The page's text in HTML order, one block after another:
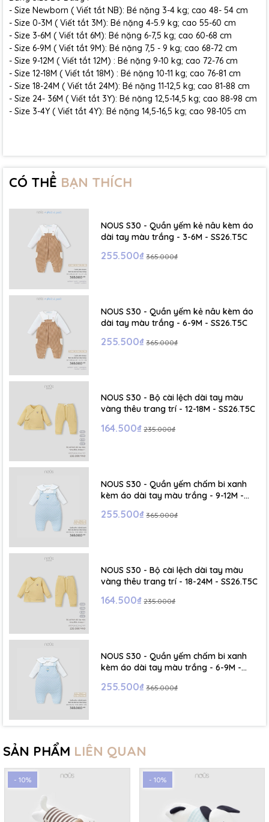
- Size Newborn ( Viết tắt NB): Bé nặng 3-4 kg; cao 48- 54 cm
- Size 0-3M ( Viết tắt 3M): Bé nặng 4-5.9 kg; cao 55-60 cm
- Size 3-6M ( Viết tắt 6M): Bé nặng 6-7,5 kg; cao 60-68 cm
- Size 6-9M ( Viết tắt 9M): Bé nặng 7,5 - 9 kg; cao 68-72 cm
- Size 9-12M ( Viết tắt 12M) : Bé nặng 9-10 kg; cao 72-76 cm
- Size 12-18M ( Viết tắt 18M) : Bé nặng 10-11 kg; cao 76-81 cm
- Size 18-24M ( Viết tắt 24M): Bé nặng 11-12,5 kg; cao 81-88 cm
- Size 24- 36M ( Viết tắt 3Y): Bé nặng 12,5-14,5 kg; cao 88-98 cm
- Size 3-4Y ( Viết tắt 4Y): Bé nặng 14,5-16,5 kg; cao 98-105 cm
CÓ THỂ BẠN THÍCH
NOUS S30 - Quần yếm kẻ nâu kèm áo
dài tay màu trắng - 3-6M - SS26.T5C
255.500₫ 365.000₫
NOUS S30 - Quần yếm kẻ nâu kèm áo
dài tay màu trắng - 6-9M - SS26.T5C
255.500₫ 365.000₫
NOUS S30 - Bộ cài lệch dài tay màu
vàng thêu trang trí - 12-18M - SS26.T5C
164.500₫ 235.000₫
NOUS S30 - Quần yếm chấm bi xanh
kèm áo dài tay màu trắng - 9-12M -
255.500₫ 365.000₫
NOUS S30 - Bộ cài lệch dài tay màu
vàng thêu trang trí - 18-24M - SS26.T5C
164.500₫ 235.000₫
NOUS S30 - Quần yếm chấm bi xanh
kèm áo dài tay màu trắng - 6-9M -
255.500₫ 365.000₫
SẢN PHẨM LIÊN QUAN
- 10% - 10%